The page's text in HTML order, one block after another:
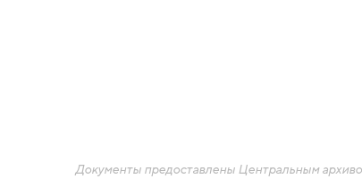
Документы предоставлены Центральным